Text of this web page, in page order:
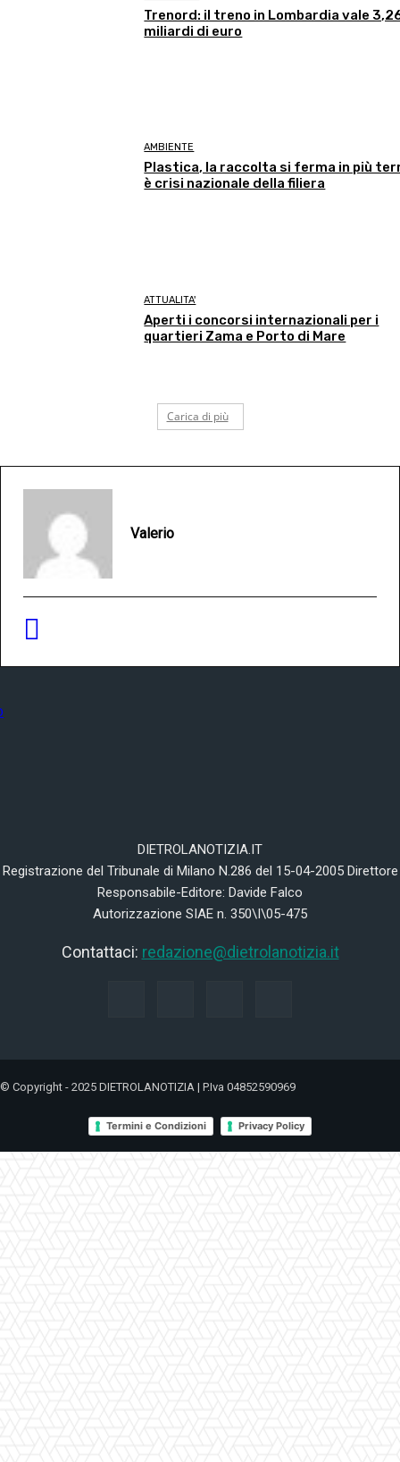
Trenord: il treno in Lombardia vale
miliardi di euro
AMBIENTE
Plastica, la raccolta si ferma in più
è crisi nazionale della filiera
ATTUALITA'
Aperti i concorsi internazionali per i
quartieri Zama e Porto di Mare
Carica di più
Valerio
DIETROLANOTIZIA.IT
Registrazione del Tribunale di Milano N.286 del 15-04-2005 Direttore
Responsabile-Editore: Davide Falco
Autorizzazione SIAE n. 350\I\05-475
Contattaci: redazione@dietrolanotizia.it
© Copyright - 2025 DIETROLANOTIZIA | P.Iva 04852590969
Termini e Condizioni Privacy Policy